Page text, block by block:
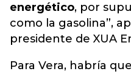
energético, por
como la gasolina”,
presidente de XUA
Para Vera, habría